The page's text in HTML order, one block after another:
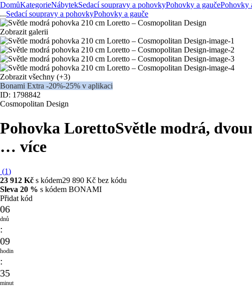
DomůKategorieNábytekSedací soupravy a pohovkyPohovky a gaučePohovky
...Sedací soupravy a pohovkyPohovky a gauče
Zobrazit galerii
Zobrazit všechny (+3)
Bonami Extra -20%-25% v aplikaci
ID: 1798842
Cosmopolitan Design
Pohovka LorettoSvětle modrá,
… více
(1)
23 912 Kč s kódem29 890 Kč bez kódu
Sleva 20 % s kódem BONAMI
Přidat kód
06
dnů
:
09
hodin
:
35
minut